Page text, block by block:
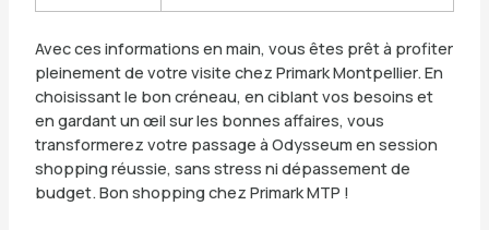
Avec ces informations en main, vous êtes prêt à profiter
pleinement de votre visite chez Primark Montpellier. En
choisissant le bon créneau, en ciblant vos besoins et
en gardant un œil sur les bonnes affaires, vous
transformerez votre passage à Odysseum en session
shopping réussie, sans stress ni dépassement de
budget. Bon shopping chez Primark MTP !